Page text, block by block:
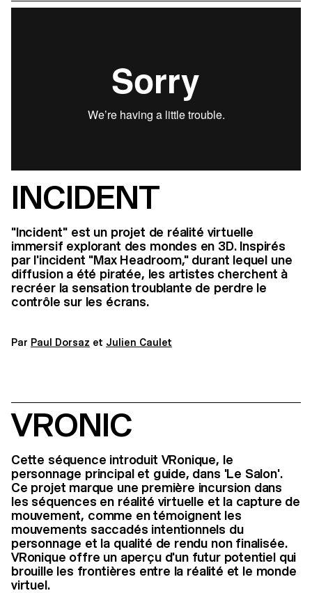
INCIDENT
"Incident" est un projet de réalité virtuelle
immersif explorant des mondes en 3D. Inspirés
par l'incident "Max Headroom," durant lequel une
diffusion a été piratée, les artistes cherchent à
recréer la sensation troublante de perdre le
contrôle sur les écrans.
Par Paul Dorsaz et Julien Caulet
VRONIC
Cette séquence introduit VRonique, le
personnage principal et guide, dans 'Le Salon'.
Ce projet marque une première incursion dans
les séquences en réalité virtuelle et la capture de
mouvement, comme en témoignent les
mouvements saccadés intentionnels du
personnage et la qualité de rendu non finalisée.
VRonique offre un aperçu d'un futur potentiel qui
brouille les frontières entre la réalité et le monde
virtuel.